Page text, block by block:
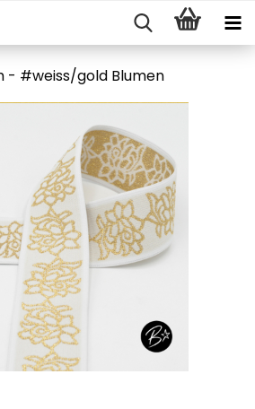
- #weiss/gold Blumen